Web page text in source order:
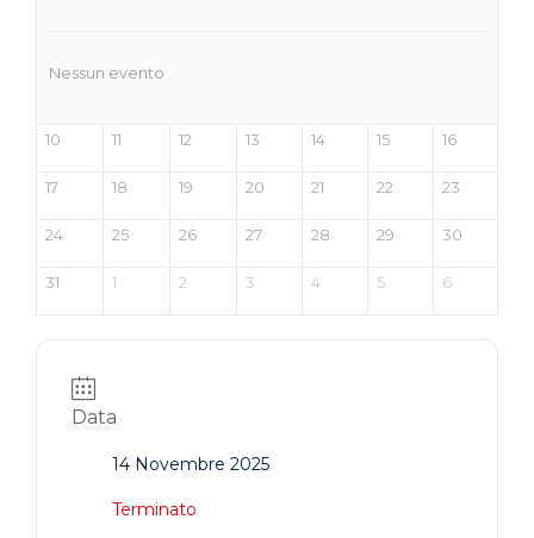
Nessun evento
10 11 12 13 14 15 16
17 18 19 20 21 22 23
24 25 26 27 28 29 30
31 1 2 3 4 5 6
Data
14 Novembre 2025
Terminato